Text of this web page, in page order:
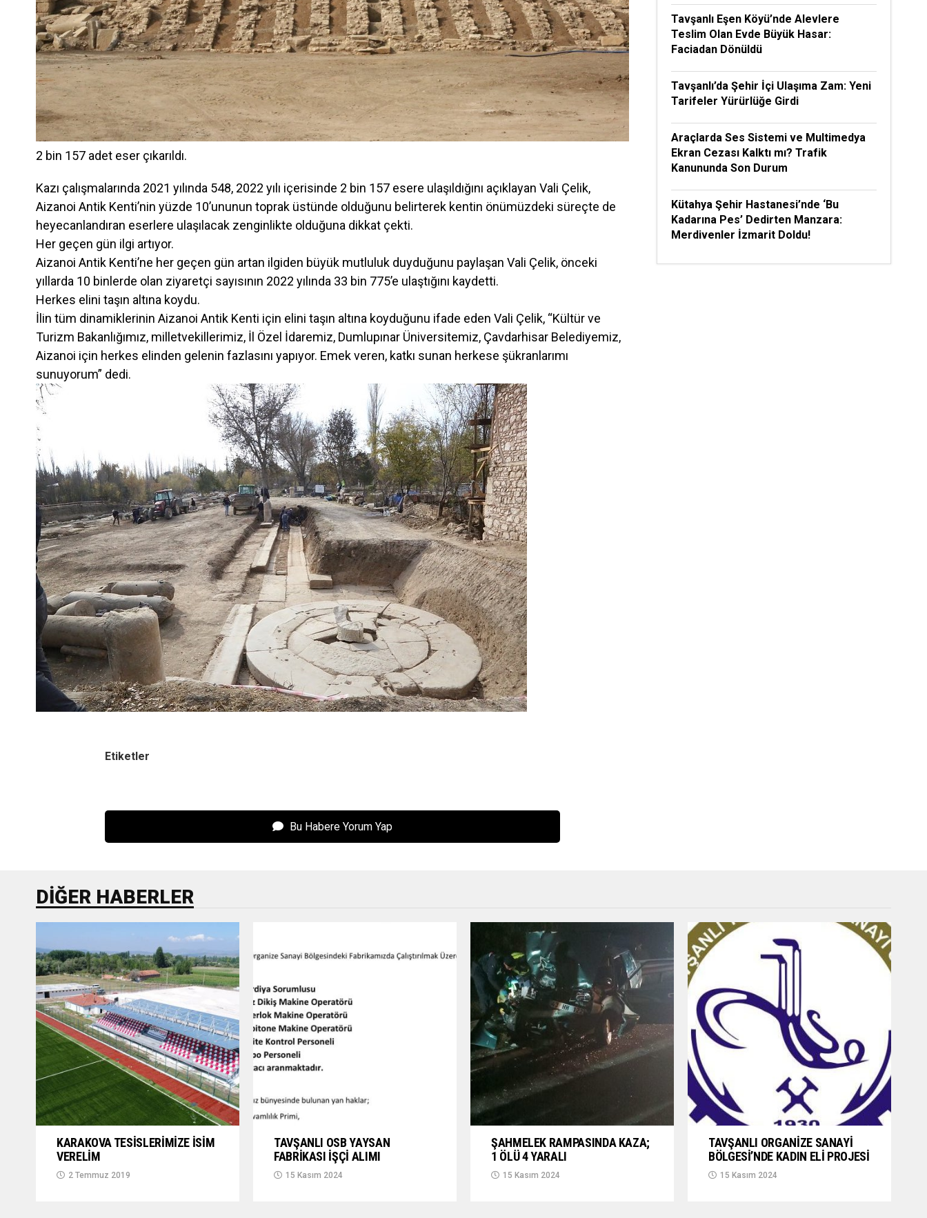
2 bin 157 adet eser çıkarıldı.
Kazı çalışmalarında 2021 yılında 548, 2022 yılı içerisinde 2 bin 157 esere ulaşıldığını açıklayan Vali Çelik,
Aizanoi Antik Kenti’nin yüzde 10’ununun toprak üstünde olduğunu belirterek kentin önümüzdeki süreçte de
heyecanlandıran eserlere ulaşılacak zenginlikte olduğuna dikkat çekti.
Her geçen gün ilgi artıyor.
Aizanoi Antik Kenti’ne her geçen gün artan ilgiden büyük mutluluk duyduğunu paylaşan Vali Çelik, önceki
yıllarda 10 binlerde olan ziyaretçi sayısının 2022 yılında 33 bin 775’e ulaştığını kaydetti.
Herkes elini taşın altına koydu.
İlin tüm dinamiklerinin Aizanoi Antik Kenti için elini taşın altına koyduğunu ifade eden Vali Çelik, “Kültür ve
Turizm Bakanlığımız, milletvekillerimiz, İl Özel İdaremiz, Dumlupınar Üniversitemiz, Çavdarhisar Belediyemiz,
Aizanoi için herkes elinden gelenin fazlasını yapıyor. Emek veren, katkı sunan herkese şükranlarımı
sunuyorum” dedi.
Etiketler
Bu Habere Yorum Yap
Tavşanlı Eşen Köyü’nde Alevlere
Teslim Olan Evde Büyük Hasar:
Faciadan Dönüldü
Tavşanlı’da Şehir İçi Ulaşıma Zam: Yeni
Tarifeler Yürürlüğe Girdi
Araçlarda Ses Sistemi ve Multimedya
Ekran Cezası Kalktı mı? Trafik
Kanununda Son Durum
Kütahya Şehir Hastanesi’nde ‘Bu
Kadarına Pes’ Dedirten Manzara:
Merdivenler İzmarit Doldu!
DIĞER HABERLER
KARAKOVA TESİSLERİMİZE İSİM
VERELİM
2 Temmuz 2019
TAVŞANLI OSB YAYSAN
FABRİKASI İŞÇİ ALIMI
15 Kasım 2024
ŞAHMELEK RAMPASINDA KAZA;
1 ÖLÜ 4 YARALI
15 Kasım 2024
TAVŞANLI ORGANİZE SANAYİ
BÖLGESİ’NDE KADIN ELİ PROJESİ
15 Kasım 2024